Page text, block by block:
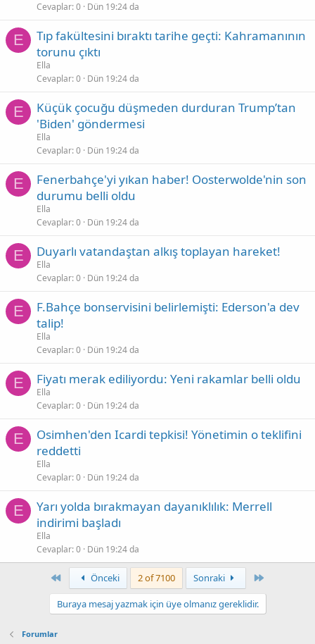
Cevaplar 0 Dün 19:24 da
E
Tıp fakültesini bıraktı tarihe geçti: Kahramanının
torunu çıktı
Ella
Cevaplar 0 Dün 19:24 da
E
Küçük çocuğu düşmeden durduran Trump’tan
'Biden' göndermesi
Ella
Cevaplar 0 Dün 19:24 da
E
Fenerbahçe'yi yıkan haber! Oosterwolde'nin son
durumu belli oldu
Ella
Cevaplar 0 Dün 19:24 da
E Duyarlı vatandaştan alkış toplayan hareket!
Ella
Cevaplar 0 Dün 19:24 da
E
F.Bahçe bonservisini belirlemişti: Ederson'a dev
talip!
Ella
Cevaplar 0 Dün 19:24 da
E Fiyatı merak ediliyordu: Yeni rakamlar belli oldu
Ella
Cevaplar 0 Dün 19:24 da
E
Osimhen'den Icardi tepkisi! Yönetimin o teklifini
reddetti
Ella
Cevaplar 0 Dün 19:24 da
E
Yarı yolda bırakmayan dayanıklılık: Merrell
indirimi başladı
Ella
Cevaplar 0 Dün 19:24 da
First Önceki 2 of 7100 Sonraki
Buraya mesaj yazmak için üye olmanız gereklidir.
Forumlar